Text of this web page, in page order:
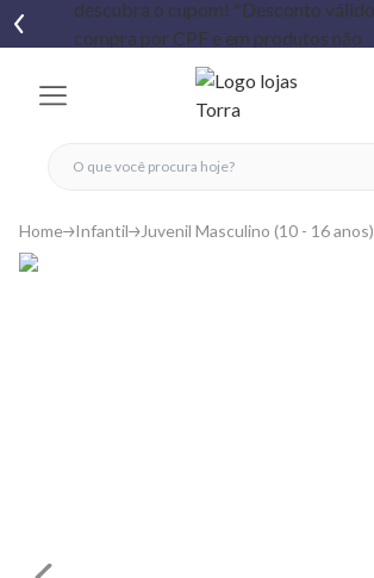
fechar menu
fechar menu
favoritos
Home Infantil Juvenil Masculino (10 - 16 anos)